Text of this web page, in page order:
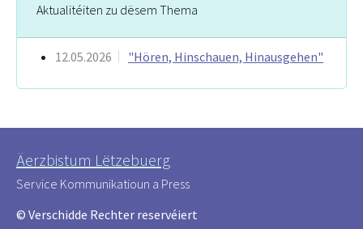
Aktualitéiten zu dësem Thema
12.05.2026 "Hören, Hinschauen, Hinausgehen"
Äerzbistum Lëtzebuerg
Service Kommunikatioun a Press
© Verschidde Rechter reservéiert